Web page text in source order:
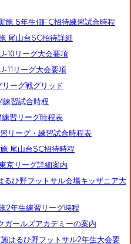
施 5年生佃FC招待練習試合時程
尾山台SC招待詳細
10リーグ大会要項
11リーグ大会要項
リーグ戦グリッド
練習試合時程
練習リーグ時程表
習リーグ・練習試合時程表
尾山台SC招待時程
京リーグ詳細案内
るひ野フットサル会場キッザニア大
2年生練習リーグ時程
ガールズアカデミーの案内
はるひ野フットサル2年生大会要